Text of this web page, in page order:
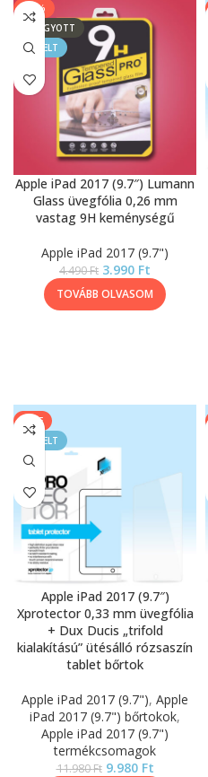
-11%
ELFOGYOTT
KIEMELT
Apple iPad 2017 (9.7″) Lumann
Glass üvegfólia 0,26 mm
vastag 9H keménységű
Apple iPad 2017 (9.7")
4.490Ft 3.990 Ft
TOVÁBB OLVASOM
SALE
KIEMELT
Apple iPad 2017 (9.7″)
Xprotector 0,33 mm üvegfólia
+ Dux Ducis „trifold
kialakítású” ütésálló rózsaszín
tablet bőrtok
Apple iPad 2017 (9.7"), Apple
iPad 2017 (9.7") bőrtokok,
Apple iPad 2017 (9.7")
termékcsomagok
11.980Ft 9.980 Ft